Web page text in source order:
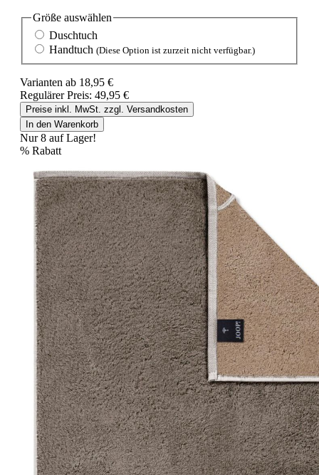
Größe auswählen
Duschtuch
Handtuch (Diese Option ist zurzeit nicht verfügbar.)
Varianten ab 18,95 €
Regulärer Preis: 49,95 €
Preise inkl. MwSt. zzgl. Versandkosten
In den Warenkorb
Nur 8 auf Lager!
% Rabatt